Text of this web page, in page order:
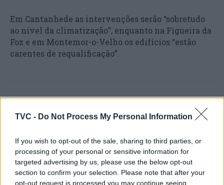
TVC - Do Not Process My Personal Information
If you wish to opt-out of the sale, sharing to third parties, or
processing of your personal or sensitive information for
targeted advertising by us, please use the below opt-out
section to confirm your selection. Please note that after your
opt-out request is processed you may continue seeing
Em Cantanhede as intervenções serão “sobretudo
ao nível da climatização”, enquanto na Figueira da
Foz e em Montemor-o-Velho os edifícios “estão
carentes de requalificação”.
Artigo anterior
Sindicato Têxtil denuncia
Próximo artigo
Montemor-o-Velho